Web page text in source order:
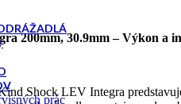
prác
200mm, 30.9mm – Výkon a
Shock LEV Integra